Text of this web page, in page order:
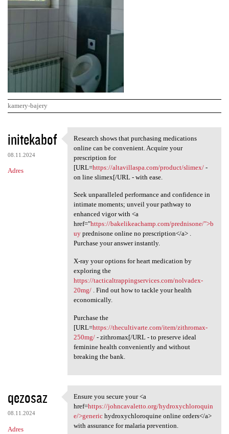
kamery-bajery
K
o
m
e
initekabof
08.11.2024
Adres
Research shows that
Research shows that purchasing medications
online can be convenient. Acquire your
prescription for
[URL=https://altavillaspa.com/product/slimex/-
on line slimex[/URL - with ease.
Seek unparalleled performance and confidence in
intimate moments; unveil your pathway to
enhanced vigor with <a
href="https://bakelikeachamp.com/prednisone/">b
uyprednisone online no prescription</a> .
Purchase your answer instantly.
X-ray your options for heart medication by
exploring the
https://tacticaltrappingservices.com/nolvadex-
20mg/. Find out how to tackle your health
economically.
Purchase the
[URL=https://thecultivarte.com/item/zithromax-
250mg/- zithromax[/URL - to preserve ideal
feminine health conveniently and without
breaking the bank.
qezosaz
08.11.2024
Adres
Ensure you secure your <a
Ensure you secure your <a
href=https://johncavaletto.org/hydroxychloroquin
e/>generichydroxychloroquine online orders</a>
with assurance for malaria prevention.